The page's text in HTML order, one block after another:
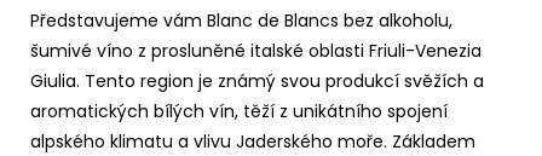
Představujeme vám Blanc de Blancs bez alkoholu,
šumivé víno z prosluněné italské oblasti Friuli-Venezia
Giulia. Tento region je známý svou produkcí svěžích a
aromatických bílých vín, těží z unikátního spojení
alpského klimatu a vlivu Jaderského moře. Základem